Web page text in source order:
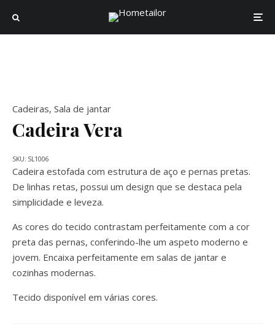
Cadeiras, Sala de jantar
Cadeira Vera
Cadeira estofada com estrutura de aço e pernas pretas.
De linhas retas, possui um design que se destaca pela
simplicidade e leveza.
As cores do tecido contrastam perfeitamente com a cor
preta das pernas, conferindo-lhe um aspeto moderno e
jovem. Encaixa perfeitamente em salas de jantar e
cozinhas modernas.
Tecido disponível em várias cores.
SKU: SL1006